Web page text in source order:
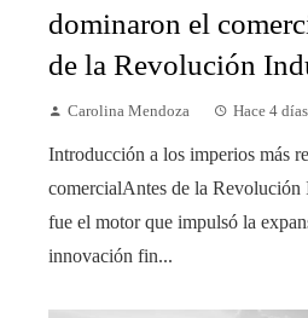
dominaron el
de la Revolución
Carolina Mendoza Hace 4 días
Introducción a los imperios más
comercialAntes de la Revolución
fue el motor que impulsó la
innovación fin...